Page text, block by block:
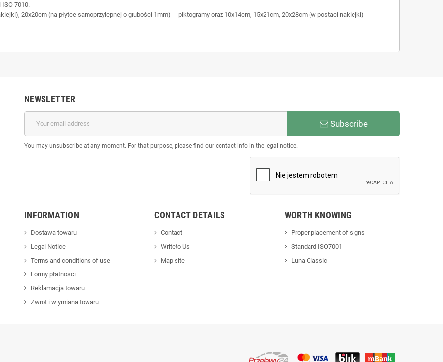
7010.
20x20cm (na płytce samoprzylepnej o grubości 1mm) - piktogramy oraz 10x14cm, 15x21cm, 20x28cm (w postaci naklejki) -
NEWSLETTER
Subscribe
You may unsubscribe at any moment. For that purpose, please find our contact info in the legal notice.
INFORMATION
Dostawa towaru
Legal Notice
Terms and conditions of use
Formy płatności
Reklamacja towaru
Zwrot i w ymiana towaru
CONTACT DETAILS
Contact
Writeto Us
Map site
WORTH KNOWING
Proper placement of signs
Standard ISO7001
Luna Classic